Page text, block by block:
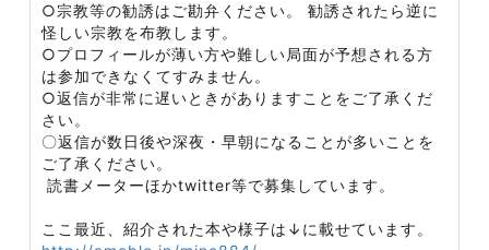
○宗教等の勧誘はご勘弁ください。 勧誘されたら逆に
怪しい宗教を布教します。
○プロフィールが薄い方や難しい局面が予想される方
は参加できなくてすみません。
○返信が非常に遅いときがありますことをご了承くだ
さい。
〇返信が数日後や深夜・早朝になることが多いことを
ご了承ください。
読書メーターほかtwitter等で募集しています。
ここ最近、紹介された本や様子は↓に載せています。